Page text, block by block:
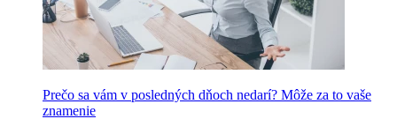
Prečo sa vám v posledných dňoch nedarí? Môže za to vaše
znamenie